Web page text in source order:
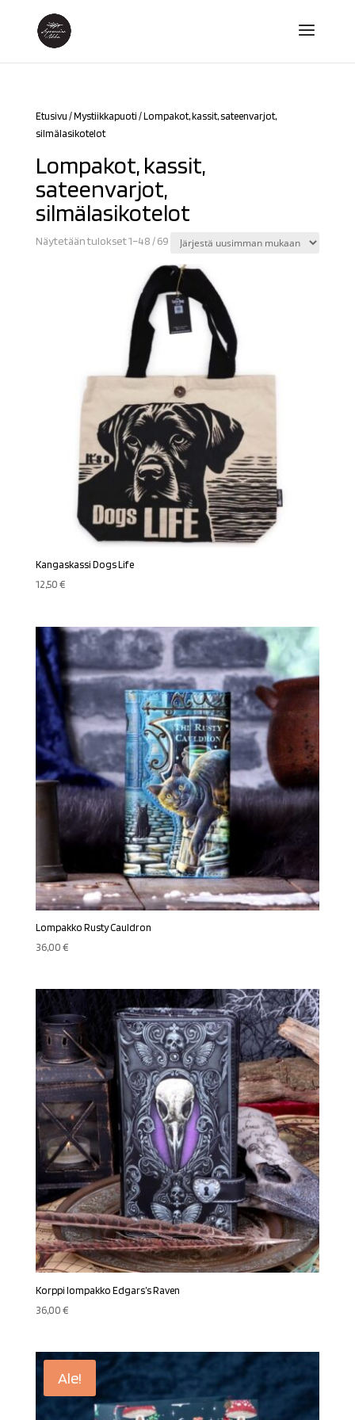
Etusivu /Mystiikkapuoti / Lompakot, kassit, sateenvarjot,
silmälasikotelot
Lompakot, kassit,
sateenvarjot,
silmälasikotelot
Näytetään tulokset 1–48 / 69Sorted
latest
Kangaskassi Dogs Life
12,50€
Lompakko Rusty Cauldron
36,00€
Korppi lompakko Edgars’s Raven
36,00€
Ale!